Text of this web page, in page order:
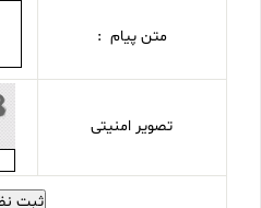
متن پیام :
تصویر امنیتی
ثبت